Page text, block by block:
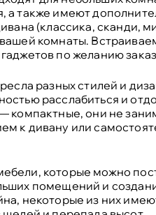
а также имеют
(классика, сканди,
комнаты.
по желанию
разных стилей и
расслабиться и
компактные, они не
к дивану или
которые можно
помещений и
некоторые из них